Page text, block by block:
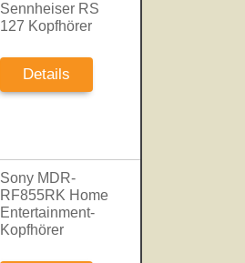
Sennheiser RS
127 Kopfhörer
Details
Sony MDR-
RF855RK Home
Entertainment-
Kopfhörer